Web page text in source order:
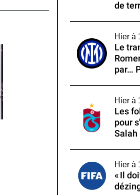
de
Hier à
Le
par…
Hier à
Les
pour
Salah
Hier à
« Il